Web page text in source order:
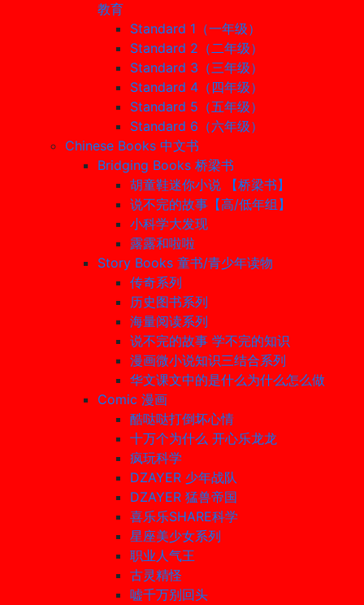
教育
Standard 1（一年级）
Standard 2（二年级）
Standard 3（三年级）
Standard 4（四年级）
Standard 5（五年级）
Standard 6（六年级）
Chinese Books 中文书
Bridging Books 桥梁书
胡童鞋迷你小说 【桥梁书】
说不完的故事【高/低年组】
小科学大发现
露露和啦啦
Story Books 童书/青少年读物
传奇系列
历史图书系列
海量阅读系列
说不完的故事 学不完的知识
漫画微小说知识三结合系列
华文课文中的是什么为什么怎么做
Comic 漫画
酷哒哒打倒坏心情
十万个为什么 开心乐龙龙
疯玩科学
DZAYER 少年战队
DZAYER 猛兽帝国
喜乐乐SHARE科学
星座美少女系列
职业人气王
古灵精怪
嘘千万别回头